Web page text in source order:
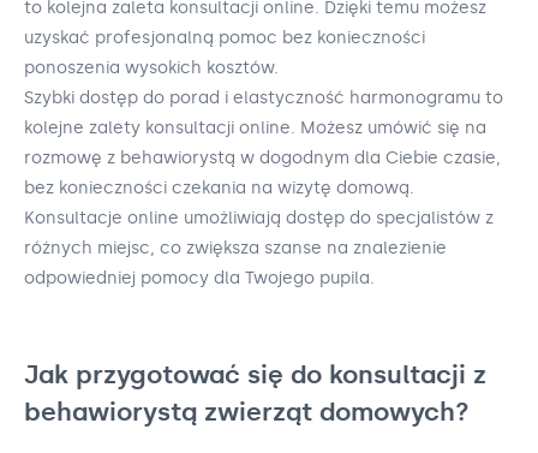
to kolejna zaleta konsultacji online. Dzięki temu możesz
uzyskać profesjonalną pomoc bez konieczności
ponoszenia wysokich kosztów.
Szybki dostęp do porad i elastyczność harmonogramu to
kolejne zalety konsultacji online. Możesz umówić się na
rozmowę z behawiorystą w dogodnym dla Ciebie czasie,
bez konieczności czekania na wizytę domową.
Konsultacje online umożliwiają dostęp do specjalistów z
różnych miejsc, co zwiększa szanse na znalezienie
odpowiedniej pomocy dla Twojego pupila.
Jak przygotować się do konsultacji z
behawiorystą zwierząt domowych?